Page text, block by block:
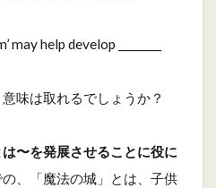
help develop ________
味は取れるでしょうか？
は〜を発展させることに役に
、「魔法の城」とは、子供